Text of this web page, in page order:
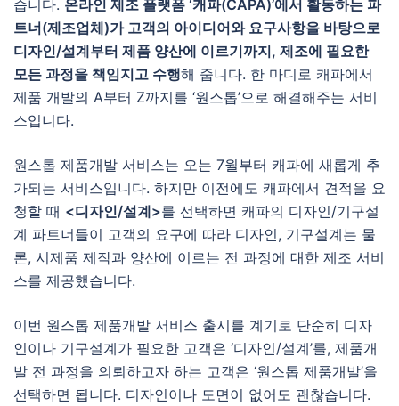
습니다. 온라인 제조 플랫폼 ‘캐파(CAPA)’에서 활동하는 파
트너(제조업체)가 고객의 아이디어와 요구사항을 바탕으로
디자인/설계부터 제품 양산에 이르기까지, 제조에 필요한
모든 과정을 책임지고 수행해 줍니다. 한 마디로 캐파에서
제품 개발의 A부터 Z까지를 ‘원스톱’으로 해결해주는 서비
스입니다.
원스톱 제품개발 서비스는 오는 7월부터 캐파에 새롭게 추
가되는 서비스입니다. 하지만 이전에도 캐파에서 견적을 요
청할 때 <디자인/설계>를 선택하면 캐파의 디자인/기구설
계 파트너들이 고객의 요구에 따라 디자인, 기구설계는 물
론, 시제품 제작과 양산에 이르는 전 과정에 대한 제조 서비
스를 제공했습니다.
이번 원스톱 제품개발 서비스 출시를 계기로 단순히 디자
인이나 기구설계가 필요한 고객은 ‘디자인/설계’를, 제품개
발 전 과정을 의뢰하고자 하는 고객은 ‘원스톱 제품개발’을
선택하면 됩니다. 디자인이나 도면이 없어도 괜찮습니다.